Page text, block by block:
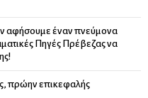
αφήσουμε έναν πνεύμονα
Πηγές Πρέβεζας να
πρώην επικεφαλής